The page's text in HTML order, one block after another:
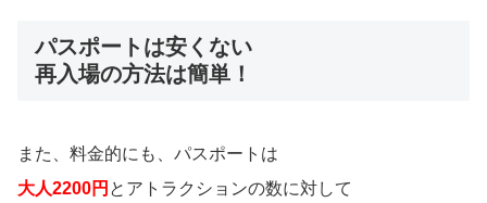
パスポートは安くない
再入場の方法は簡単！
また、料金的にも、パスポートは
大人2200円 とアトラクションの数に対して